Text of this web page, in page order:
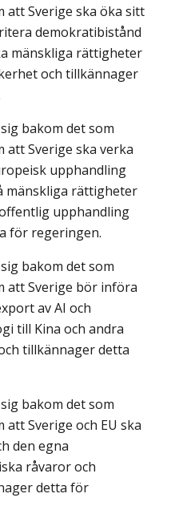
att Sverige ska öka sitt
demokratibistånd
mänskliga rättigheter
och tillkännager
bakom det som
Sverige ska verka
upphandling
mänskliga rättigheter
upphandling
för regeringen.
bakom det som
att Sverige bör införa
av AI och
till Kina och andra
tillkännager detta
bakom det som
Sverige och EU ska
den egna
råvaror och
detta för